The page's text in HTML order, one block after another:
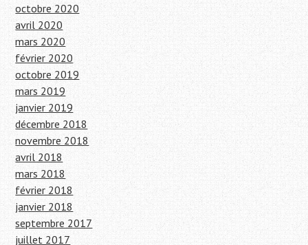
octobre 2020
avril 2020
mars 2020
février 2020
octobre 2019
mars 2019
janvier 2019
décembre 2018
novembre 2018
avril 2018
mars 2018
février 2018
janvier 2018
septembre 2017
juillet 2017